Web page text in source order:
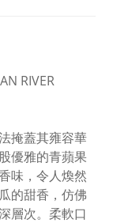
RIVER
掩蓋其雍容華
優雅的青蘋果
味，令人煥然
的甜香，仿佛
層次。柔軟口